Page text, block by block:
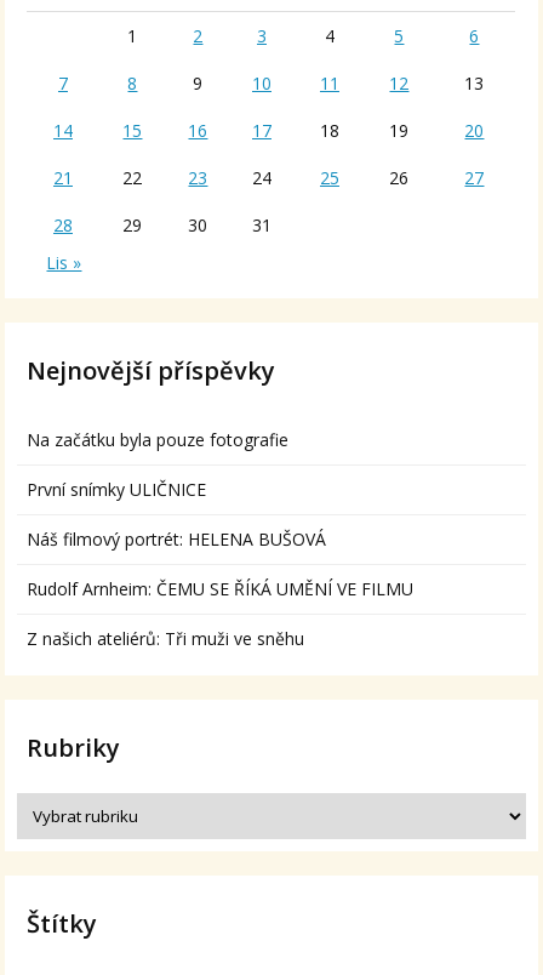
1 2 3 4 5 6
7 8 9 10 11 12 13
14 15 16 17 18 19 20
21 22 23 24 25 26 27
28 29 30
31
Lis »
Nejnovější příspěvky
Na začátku byla pouze fotografie
První snímky ULIČNICE
Náš filmový portrét: HELENA BUŠOVÁ
Rudolf Arnheim: ČEMU SE ŘÍKÁ UMĚNÍ VE FILMU
Z našich ateliérů: Tři muži ve sněhu
Rubriky
Štítky